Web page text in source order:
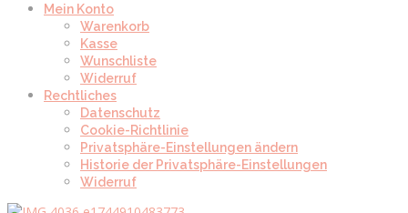
Mein Konto
Warenkorb
Kasse
Wunschliste
Widerruf
Rechtliches
Datenschutz
Cookie-Richtlinie
Privatsphäre-Einstellungen ändern
Historie der Privatsphäre-Einstellungen
Widerruf